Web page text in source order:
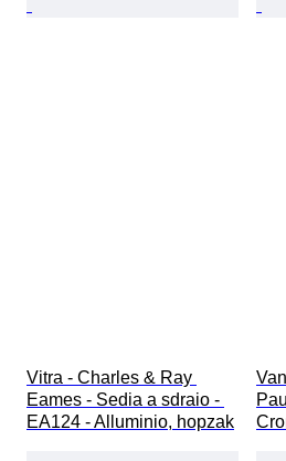
Vitra - Charles & Ray
Eames - Sedia a sdraio -
EA124 - Alluminio, hopzak